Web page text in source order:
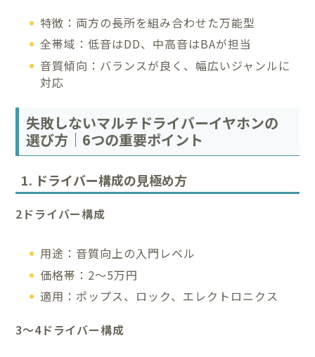
特徴：両方の長所を組み合わせた万能型
全帯域：低音はDD、中高音はBAが担当
音質傾向：バランスが良く、幅広いジャンルに
対応
失敗しないマルチドライバーイヤホンの
選び方｜6つの重要ポイント
1. ドライバー構成の見極め方
2ドライバー構成
用途：音質向上の入門レベル
価格帯：2〜5万円
適用：ポップス、ロック、エレクトロニクス
3〜4ドライバー構成